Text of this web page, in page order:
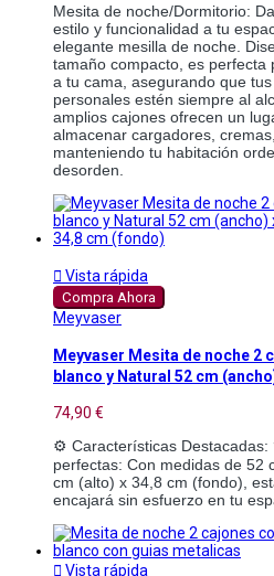
Mesita de noche/Dormitorio:
estilo y funcionalidad a tu
elegante mesilla de noche.
tamaño compacto, es perfecta
a tu cama, asegurando que
personales estén siempre al
amplios cajones ofrecen un
almacenar cargadores,
manteniendo tu habitación
desorden.
 Vista rápida
Compra Ahora
Meyvaser
Meyvaser Mesita de noche 2
blanco y Natural 52 cm
74,90 €
⚙️ Características Destacadas:
perfectas: Con medidas de 52
cm (alto) x 34,8 cm (fondo),
encajará sin esfuerzo en tu
 Vista rápida